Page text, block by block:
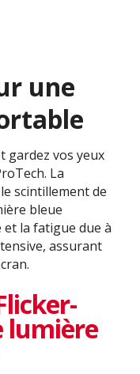
une
gardez vos yeux
La
scintillement de
bleue
et la fatigue due à
assurant
lumière